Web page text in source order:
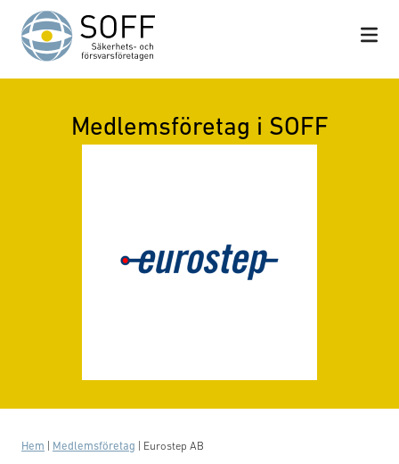
Hoppa till innehåll
Medlemsföretag i SOFF
Hem Medlemsföretag Eurostep AB